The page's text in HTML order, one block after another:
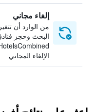
إلغاء مجاني
من الوارد أن
البحث وحجز
الإلغاء المجاني